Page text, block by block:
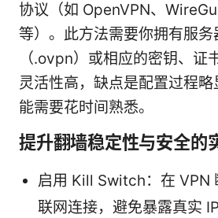
协议（如 OpenVPN、
等）。此方法需要你拥有服务
（.ovpn）或相应的密钥、证
灵活性高，缺点是配置过程
能需要花时间熟悉。
提升翻墙稳定性与安全的
启用 Kill Switch：在 VPN
联网连接，避免暴露真实 IP